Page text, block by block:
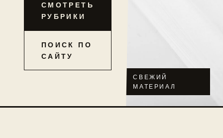
СМОТРЕТЬ
РУБРИКИ
ПОИСК ПО
САЙТУ
СВЕЖИЙ
МАТЕРИАЛ